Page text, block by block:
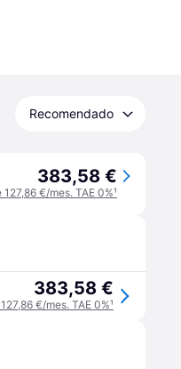
Recomendado
383,58 €
€/mes. TAE 0%¹
383,58 €
€/mes. TAE 0%¹